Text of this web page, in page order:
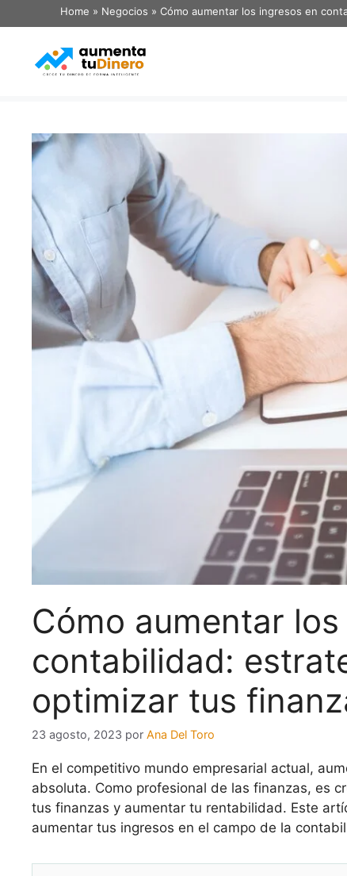
Home » Negocios » Cómo aumentar los ingresos en
Cómo aumentar
contabilidad:
optimizar tus
23 agosto, 2023 por Ana Del Toro
En el competitivo mundo empresarial actual,
absoluta. Como profesional de las finanzas, es
tus finanzas y aumentar tu rentabilidad. Este
aumentar tus ingresos en el campo de la